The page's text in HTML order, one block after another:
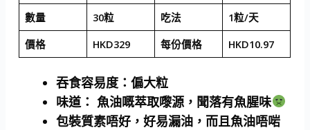
數量
30粒 吃法
1粒/天
價格
HKD329 每份價格 HKD10.97
吞食容易度 ：偏大粒
味道 ： 魚油嘅萃取嚟源，聞落有魚腥味
包裝質素唔好，好易漏油，而且魚油唔啱